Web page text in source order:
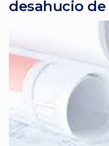
desahucio